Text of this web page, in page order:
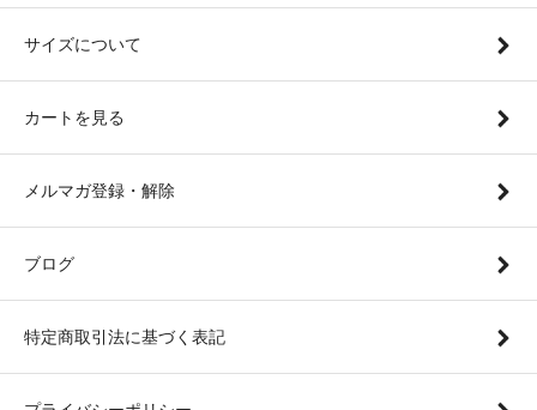
サイズについて
カートを見る
メルマガ登録・解除
ブログ
特定商取引法に基づく表記